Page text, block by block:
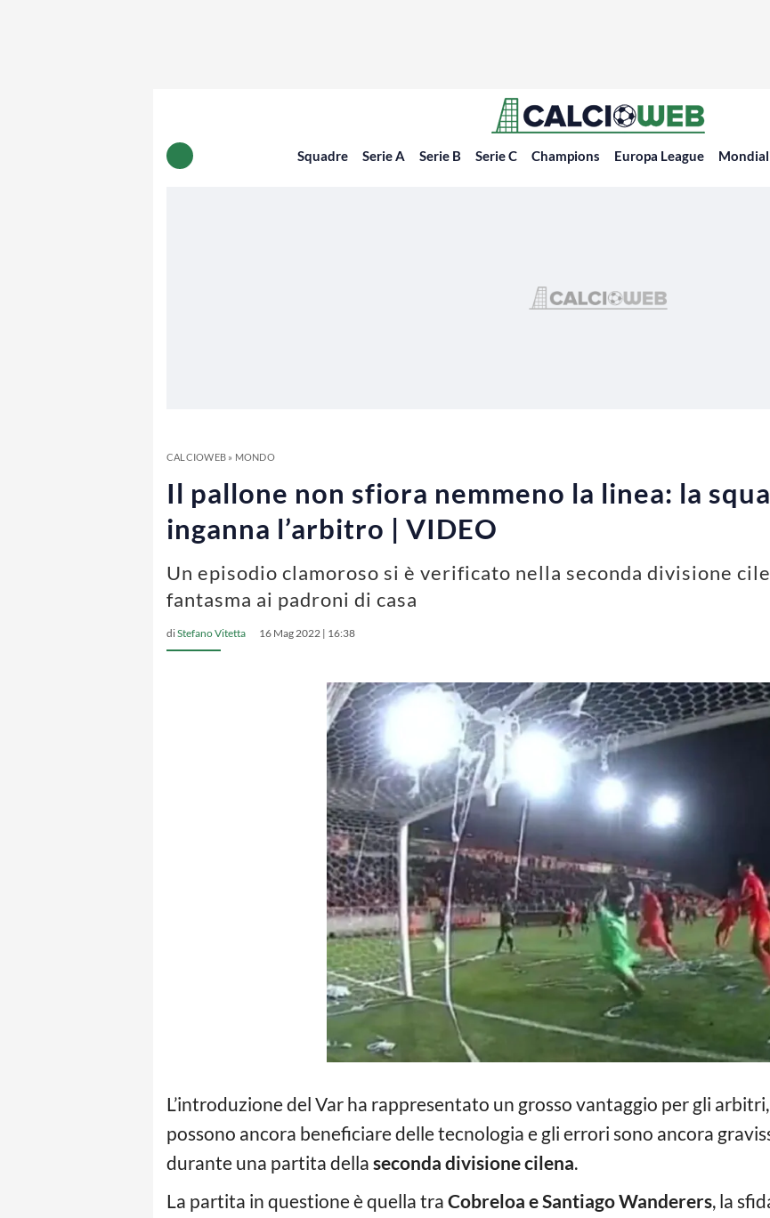
Squadre Serie A Serie B Serie C Champions Europa League
CALCIOWEB» MONDO
Il pallone non sfiora nemmeno la linea: la
inganna l’arbitro | VIDEO
Un episodio clamoroso si è verificato nella seconda divisione
fantasma ai padroni di casa
diStefano Vitetta 16 Mag 2022 | 16:38
L’introduzione del Var ha rappresentato un grosso vantaggio per gli
possono ancora beneficiare delle tecnologia e gli errori sono ancora
durante una partita della seconda divisione cilena.
La partita in questione è quella tra Cobreloa e Santiago Wanderers, la